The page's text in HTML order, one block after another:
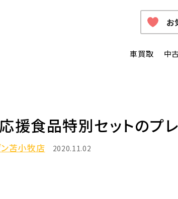
車買取 中
お
援食品特別セットのプ
苫小牧店 2020.11.02